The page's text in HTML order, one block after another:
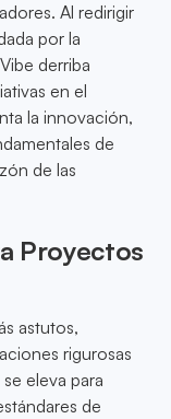
Al redirigir
por la
derriba
en el
la innovación,
de
de las
Proyectos
astutos,
rigurosas
eleva para
de